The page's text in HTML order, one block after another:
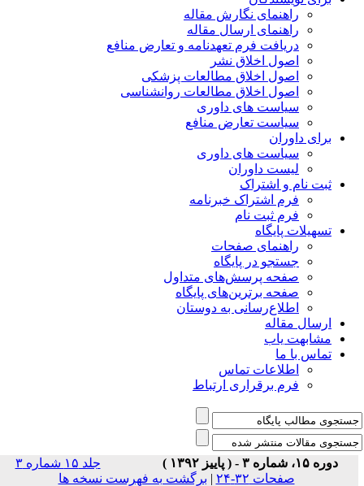
راهنمای نگارش مقاله
راهنمای ارسال مقاله
دریافت فرم تعهدنامه و تعارض منافع
اصول اخلاق نشر
اصول اخلاق مطالعات پزشکی
اصول اخلاق مطالعات روانشناسی
سیاست های داوری
سیاست تعارض منافع
برای داوران
سیاست های داوری
لیست داوران
ثبت نام و اشتراک
فرم اشتراک خبرنامه
فرم ثبت نام
تسهیلات پایگاه
راهنمای صفحات
جستجو در پایگاه
صفحه پرسش‌های متداول
صفحه برترین‌های پایگاه
اطلاع‌رسانی به دوستان
ارسال مقاله
مشابهت یاب
تماس با ما
اطلاعات تماس
فرم برقراری ارتباط
دوره ۱۵، شماره ۳ - ( پاییز ۱۳۹۲ )
جلد ۱۵ شماره ۳
صفحات ۳۲-۲۴
|برگشت به فهرست نسخه ها